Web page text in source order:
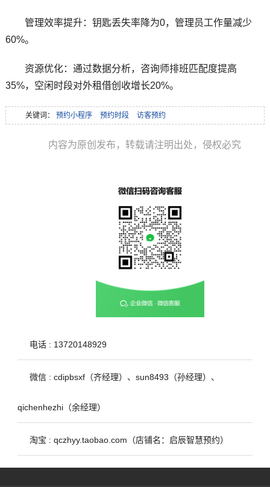
管理效率提升：钥匙丢失率降为0，管理员工作量减少
60%。
资源优化：通过数据分析，咨询师排班匹配度提高
35%，空闲时段对外租借创收增长20%。
关键词： 预约小程序 预约时段 访客预约
内容为原创发布，转载请注明出处，侵权必究
电话 : 13720148929
微信 : cdipbsxf（齐经理）、sun8493（孙经理）、
qichenhezhi（余经理）
淘宝 : qczhyy.taobao.com（店铺名：启辰智慧预约）